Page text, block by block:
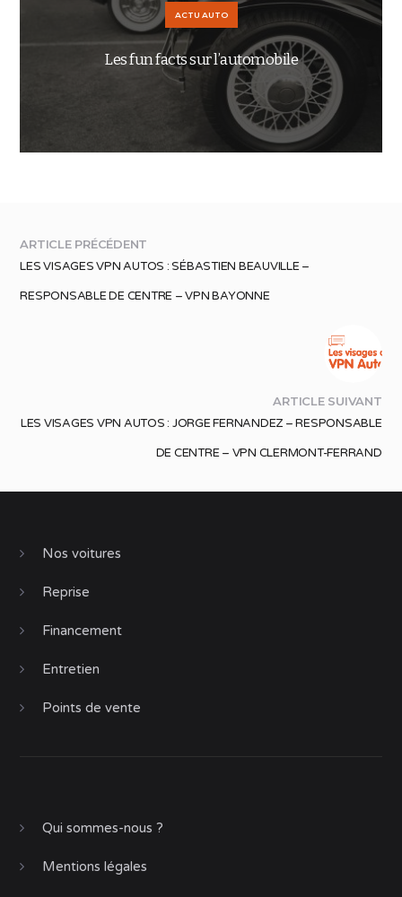
ACTU AUTO
Les fun facts sur l’automobile
ARTICLE PRÉCÉDENT
LES VISAGES VPN AUTOS : SÉBASTIEN BEAUVILLE –
RESPONSABLE DE CENTRE – VPN BAYONNE
ARTICLE SUIVANT
LES VISAGES VPN AUTOS : JORGE FERNANDEZ – RESPONSABLE
DE CENTRE – VPN CLERMONT-FERRAND
Nos voitures
Reprise
Financement
Entretien
Points de vente
Qui sommes-nous ?
Mentions légales